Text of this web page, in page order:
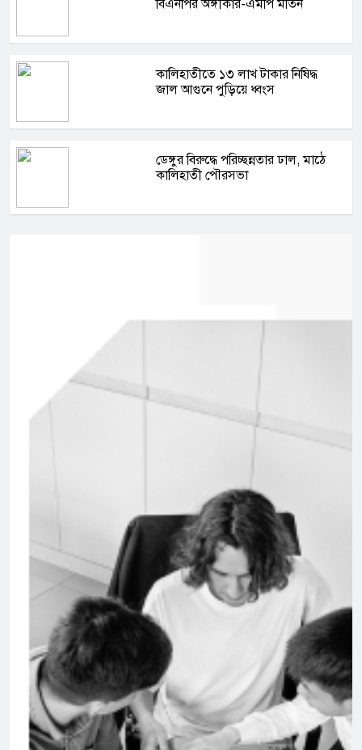
বিএনপির অঙ্গীকার-এমপি মতিন
কালিহাতীতে ১৩ লাখ টাকার নিষিদ্ধ
জাল আগুনে পুড়িয়ে ধ্বংস
ডেঙ্গুর বিরুদ্ধে পরিচ্ছন্নতার ঢাল, মাঠে
কালিহাতী পৌরসভা